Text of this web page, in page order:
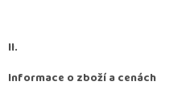
II.
Informace o zboží a cenách